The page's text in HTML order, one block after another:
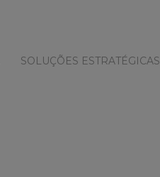
SOLUÇÕES ESTRATÉGICAS